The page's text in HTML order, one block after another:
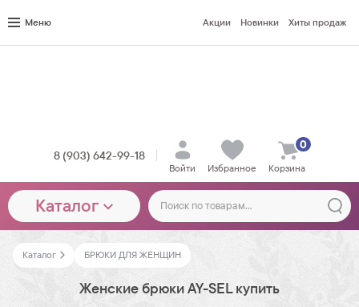
Меню Акции Новинки Хиты продаж
8 (903) 642-99-18
Войти Избранное Корзина
0
Каталог
Каталог БРЮКИ ДЛЯ ЖЕНЩИН
Женские брюки AY-SEL купить